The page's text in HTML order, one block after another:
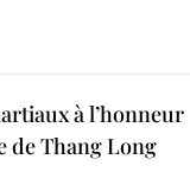
à l’honneur
de Thang Long